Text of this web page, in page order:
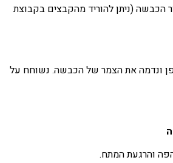
הכבשה (ניתן להוריד מהקבצים בקבוצת
ונדמה את הצמר של הכבשה. נשוחח על
והרגעת המתח.